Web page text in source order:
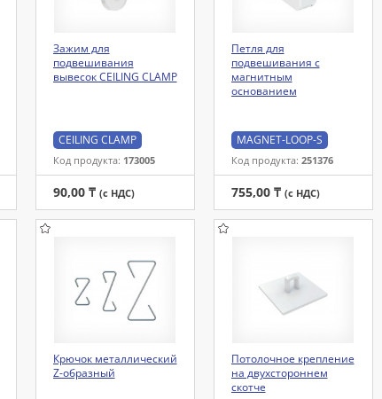
Зажим для
подвешивания
вывесок CEILING CLAMP
CEILING CLAMP
Код продукта: 173005
90,00 ₸ (с НДС)
Петля для
подвешивания с
магнитным
основанием
MAGNET-LOOP-S
Код продукта: 251376
755,00 ₸ (с НДС)
Крючок металлический
Z-образный
Потолочное крепление
на двухстороннем
скотче